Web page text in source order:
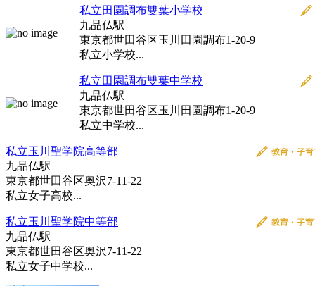
私立田園調布雙葉小学校
九品仏駅
東京都世田谷区玉川田園調布1-20-9
私立小学校...
私立田園調布雙葉中学校
九品仏駅
東京都世田谷区玉川田園調布1-20-9
私立中学校...
私立玉川聖学院高等部
九品仏駅
東京都世田谷区奥沢7-11-22
私立女子高校...
私立玉川聖学院中等部
九品仏駅
東京都世田谷区奥沢7-11-22
私立女子中学校...